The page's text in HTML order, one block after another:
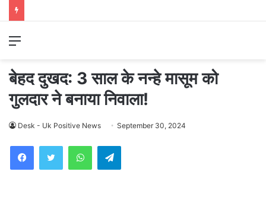
Menu
बेहद दुखद: 3 साल के नन्हे मासूम को
गुलदार ने बनाया निवाला!
Desk - Uk Positive News September 30, 2024
WhatsAppTelegram